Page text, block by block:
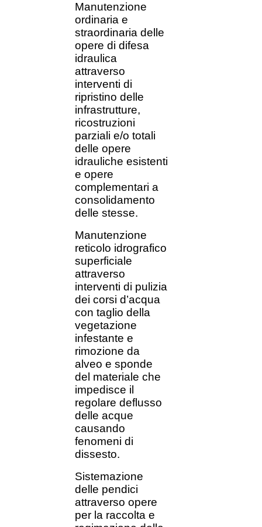
Manutenzione
ordinaria e
straordinaria delle
opere di difesa
idraulica
attraverso
interventi di
ripristino delle
infrastrutture,
ricostruzioni
parziali e/o totali
delle opere
idrauliche esistenti
e opere
complementari a
consolidamento
delle stesse.
Manutenzione
reticolo idrografico
superficiale
attraverso
interventi di pulizia
dei corsi d’acqua
con taglio della
vegetazione
infestante e
rimozione da
alveo e sponde
del materiale che
impedisce il
regolare deflusso
delle acque
causando
fenomeni di
dissesto.
Sistemazione
delle pendici
attraverso opere
per la raccolta e